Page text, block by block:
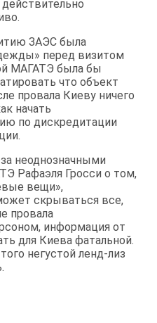
ЗАЭС была
перед визитом
МАГАТЭ была бы
что объект
провала Киеву ничего
начать
по дискредитации
неоднозначными
Рафаэля Гросси о том,
вещи»,
скрываться все,
провала
информация от
для Киева фатальной.
негустой ленд-лиз